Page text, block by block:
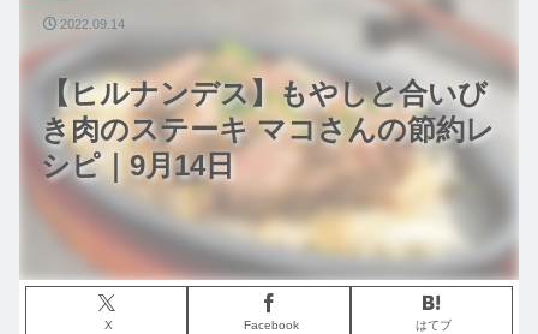
【ヒルナンデス】もやしと合いび
き肉のステーキ マコさんの節約レ
シピ｜9月14日
X Facebook はてブ
2022.09.14